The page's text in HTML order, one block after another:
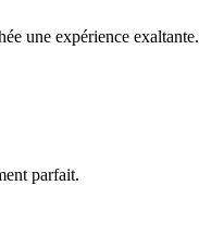
une expérience exaltante.
parfait.